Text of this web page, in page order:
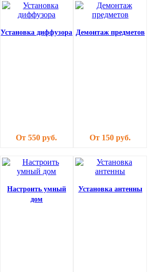
Установка диффузора
От 550 руб.
Демонтаж предметов
От 150 руб.
Настроить умный
дом
Установка антенны